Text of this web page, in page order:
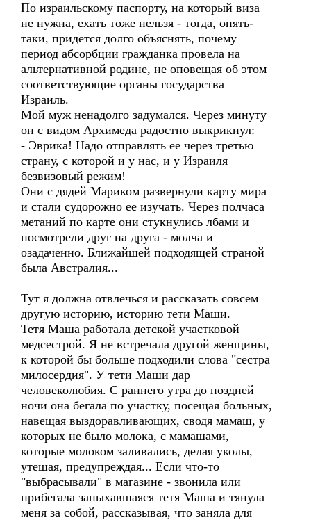
По израильскому паспорту, на который виза
не нужна, ехать тоже нельзя - тогда, опять-
таки, придется долго объяснять, почему
период абсорбции гражданка провела на
альтернативной родине, не оповещая об этом
соответствующие органы государства
Израиль.
Мой муж ненадолго задумался. Через минуту
он с видом Архимеда радостно выкрикнул:
- Эврика! Надо отправлять ее через третью
страну, с которой и у нас, и у Израиля
безвизовый режим!
Они с дядей Мариком развернули карту мира
и стали судорожно ее изучать. Через полчаса
метаний по карте они стукнулись лбами и
посмотрели друг на друга - молча и
озадаченно. Ближайшей подходящей страной
была Австралия...
Тут я должна отвлечься и рассказать совсем
другую историю, историю тети Маши.
Тетя Маша работала детской участковой
медсестрой. Я не встречала другой женщины,
к которой бы больше подходили слова "сестра
милосердия". У тети Маши дар
человеколюбия. С раннего утра до поздней
ночи она бегала по участку, посещая больных,
навещая выздоравливающих, сводя мамаш, у
которых не было молока, с мамашами,
которые молоком заливались, делая уколы,
утешая, предупреждая... Если что-то
"выбрасывали" в магазине - звонила или
прибегала запыхавшаяся тетя Маша и тянула
меня за собой, рассказывая, что заняла для